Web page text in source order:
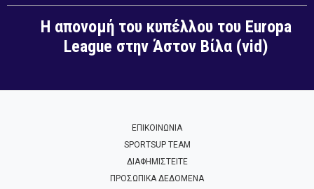
Η απονομή του κυπέλλου του Europa
League στην Άστον Βίλα (vid)
ΕΠΙΚΟΙΝΩΝΙΑ
SPORTSUP TEAM
ΔΙΑΦΗΜΙΣΤΕΙΤΕ
ΠΡΟΣΩΠΙΚΑ ΔΕΔΟΜΕΝΑ